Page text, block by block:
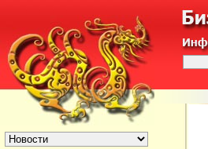
БЫСТРЫЙ ПЕРЕХОД :